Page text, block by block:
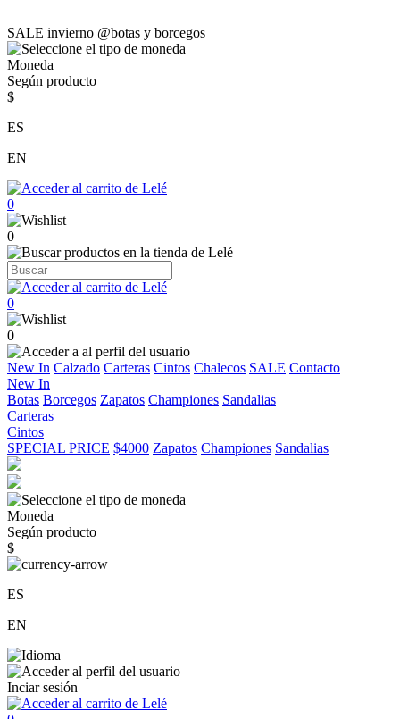
SALE invierno @botas y borcegos
Moneda
Según producto
$
ES
EN
0
0
0
0
New In Calzado Carteras Cintos Chalecos SALE Contacto
New In
Botas Borcegos Zapatos Championes Sandalias
Carteras
Cintos
SPECIAL PRICE $4000 Zapatos Championes Sandalias
Moneda
Según producto
$
ES
EN
Inciar sesión